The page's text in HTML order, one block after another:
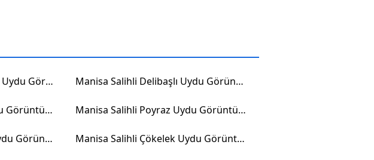
Manisa Salihli Seyrantepe Uydu Görüntüsü Manisa Salihli Delibaşlı Uydu Görüntüsü
Manisa Salihli Yılmaz Uydu Görüntüsü Manisa Salihli Poyraz Uydu Görüntüsü
Manisa Salihli Kurtuluş Uydu Görüntüsü Manisa Salihli Çökelek Uydu Görüntüsü